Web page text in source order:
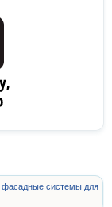
фасадные системы для